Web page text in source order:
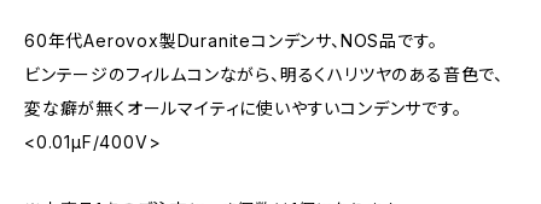
60年代Aerovox製Duraniteコンデンサ、NOS品です。
ビンテージのフィルムコンながら、明るくハリツヤのある音色で、
変な癖が無くオールマイティに使いやすいコンデンサです。
<0.01μF/400V>